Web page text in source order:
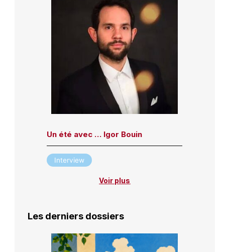
Un été avec … Igor Bouin
Interview
Voir plus
Les derniers dossiers